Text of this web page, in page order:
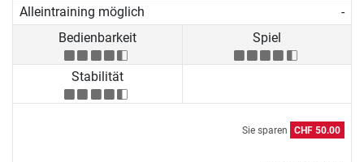
Alleintraining möglich
-
Bedienbarkeit
Spiel
Stabilität
Sie sparen CHF 50.00